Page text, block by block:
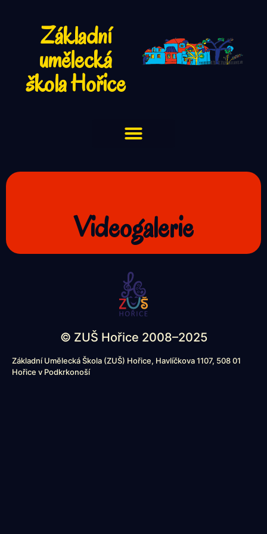
Základní
umělecká
škola Hořice
Videogalerie
© ZUŠ Hořice 2008–2025
Základní Umělecká Škola (ZUŠ) Hořice, Havlíčkova 1107, 508 01
Hořice v Podkrkonoší